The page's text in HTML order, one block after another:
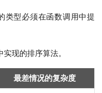
类型必须在函数调用中提
实现的排序算法。
最差情况的复杂度